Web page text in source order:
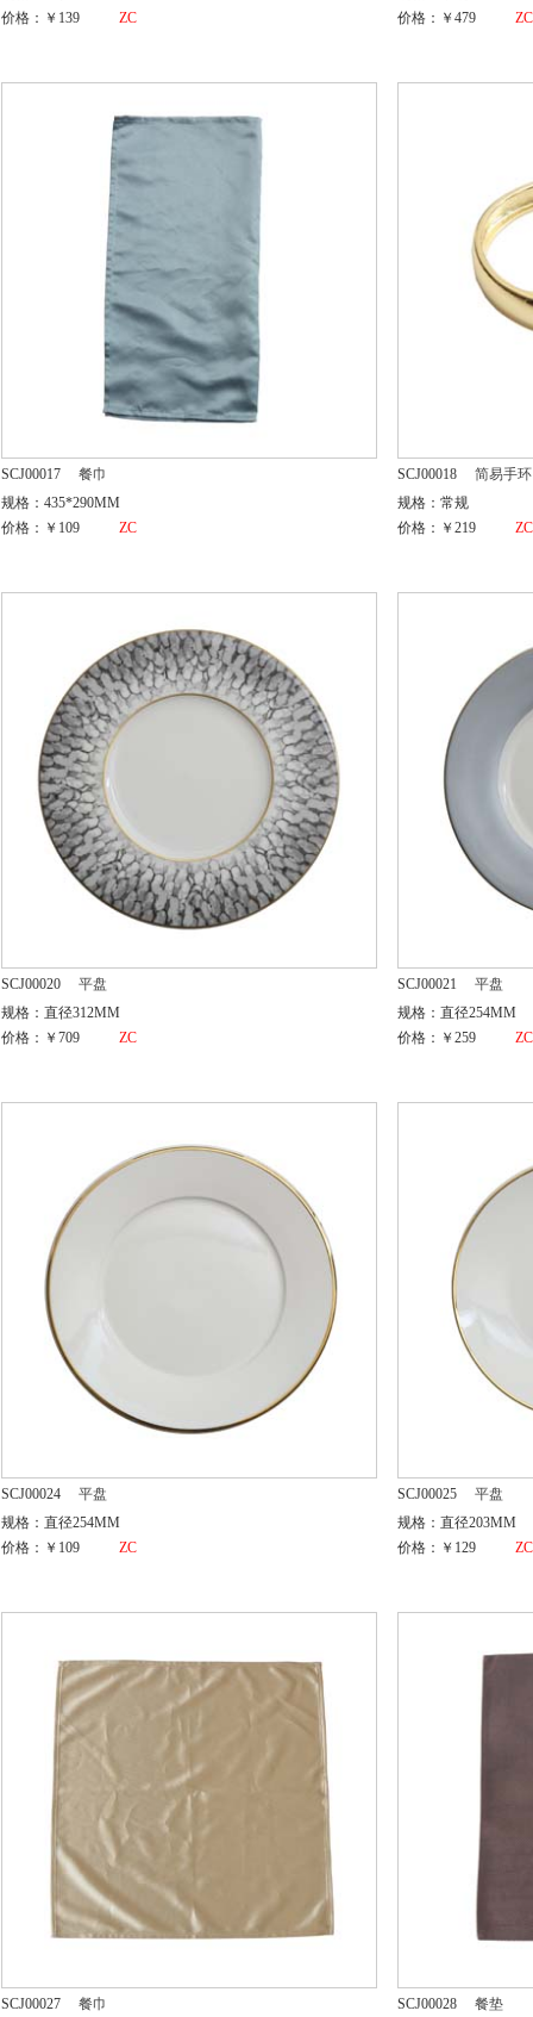
价格：￥139
ZC
价格：￥479
ZC
SCJ00017
餐巾
规格：435*290MM
价格：￥109
ZC
SCJ00018
简易手环
规格：常规
价格：￥219
ZC
SCJ00020
平盘
规格：直径312MM
价格：￥709
ZC
SCJ00021
平盘
规格：直径254MM
价格：￥259
ZC
SCJ00024
平盘
规格：直径254MM
价格：￥109
ZC
SCJ00025
平盘
规格：直径203MM
价格：￥129
ZC
SCJ00027 餐巾 SCJ00028 餐垫